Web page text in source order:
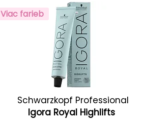
Viac farieb
Schwarzkopf Professional
Igora Royal Highlifts